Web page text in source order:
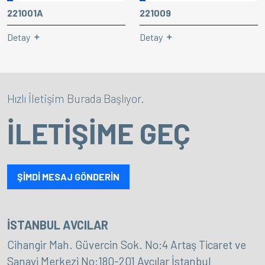
221001A
Detay
221009
Detay
Hızlı İletişim Burada Başlıyor.
İLETİŞİME GEÇ
ŞİMDİ MESAJ GÖNDERİN
İSTANBUL AVCILAR
Cihangir Mah. Güvercin Sok. No:4 Artaş Ticaret ve
Sanayi Merkezi No:180-201 Avcılar İstanbul